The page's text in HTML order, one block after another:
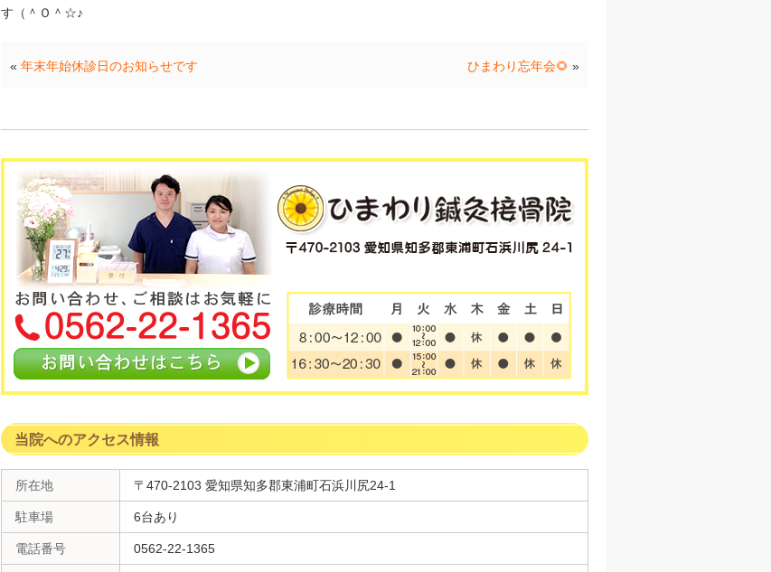
す（＾Ｏ＾☆♪
ひまわり忘年会🌻 »
« 年末年始休診日のお知らせです
当院へのアクセス情報
所在地 〒470-2103 愛知県知多郡東浦町石浜川尻24-1
駐車場 6台あり
電話番号 0562-22-1365